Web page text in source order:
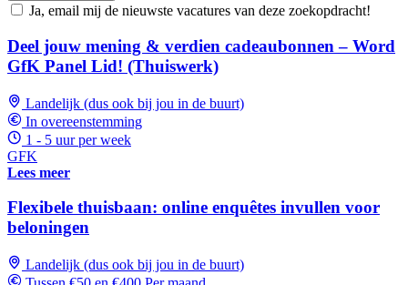
Ja, email mij de nieuwste vacatures van deze zoekopdracht!
Deel jouw mening & verdien cadeaubonnen – Word
GfK Panel Lid! (Thuiswerk)
Landelijk (dus ook bij jou in de buurt)
In overeenstemming
1 - 5 uur per week
GFK
Lees meer
Flexibele thuisbaan: online enquêtes invullen voor
beloningen
Landelijk (dus ook bij jou in de buurt)